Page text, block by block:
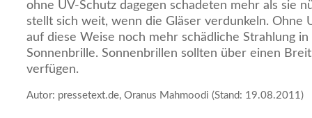
ohne UV-Schutz dagegen schadeten mehr als sie
stellt sich weit, wenn die Gläser verdunkeln. Ohne
auf diese Weise noch mehr schädliche Strahlung in
Sonnenbrille. Sonnenbrillen sollten über einen
verfügen.
Autor: pressetext.de, Oranus Mahmoodi (Stand: 19.08.2011)